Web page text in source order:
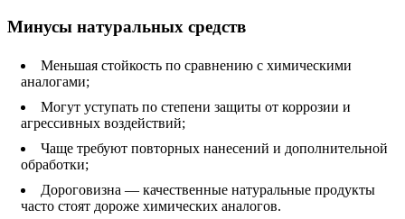
Минусы натуральных средств
Меньшая стойкость по сравнению с химическими
аналогами;
Могут уступать по степени защиты от коррозии и
агрессивных воздействий;
Чаще требуют повторных нанесений и дополнительной
обработки;
Дороговизна — качественные натуральные продукты
часто стоят дороже химических аналогов.